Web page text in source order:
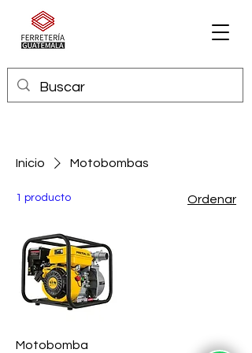
Inicio Motobombas
1 producto Ordenar
Motobomba